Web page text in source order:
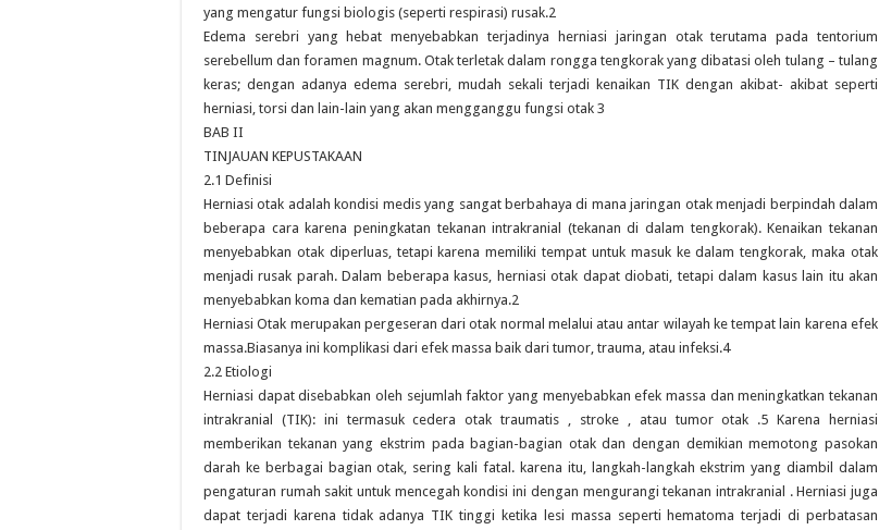
yang mengatur fungsi biologis (seperti respirasi) rusak.2
Edema serebri yang hebat menyebabkan terjadinya herniasi jaringan otak terutama pada tentorium
serebellum dan foramen magnum. Otak terletak dalam rongga tengkorak yang dibatasi oleh tulang – tulang
keras; dengan adanya edema serebri, mudah sekali terjadi kenaikan TIK dengan akibat- akibat seperti
herniasi, torsi dan lain-lain yang akan mengganggu fungsi otak 3
BAB II
TINJAUAN KEPUSTAKAAN
2.1 Definisi
Herniasi otak adalah kondisi medis yang sangat berbahaya di mana jaringan otak menjadi berpindah dalam
beberapa cara karena peningkatan tekanan intrakranial (tekanan di dalam tengkorak). Kenaikan tekanan
menyebabkan otak diperluas, tetapi karena memiliki tempat untuk masuk ke dalam tengkorak, maka otak
menjadi rusak parah. Dalam beberapa kasus, herniasi otak dapat diobati, tetapi dalam kasus lain itu akan
menyebabkan koma dan kematian pada akhirnya.2
Herniasi Otak merupakan pergeseran dari otak normal melalui atau antar wilayah ke tempat lain karena efek
massa.Biasanya ini komplikasi dari efek massa baik dari tumor, trauma, atau infeksi.4
2.2 Etiologi
Herniasi dapat disebabkan oleh sejumlah faktor yang menyebabkan efek massa dan meningkatkan tekanan
intrakranial (TIK): ini termasuk cedera otak traumatis , stroke , atau tumor otak .5 Karena herniasi
memberikan tekanan yang ekstrim pada bagian-bagian otak dan dengan demikian memotong pasokan
darah ke berbagai bagian otak, sering kali fatal. karena itu, langkah-langkah ekstrim yang diambil dalam
pengaturan rumah sakit untuk mencegah kondisi ini dengan mengurangi tekanan intrakranial . Herniasi juga
dapat terjadi karena tidak adanya TIK tinggi ketika lesi massa seperti hematoma terjadi di perbatasan